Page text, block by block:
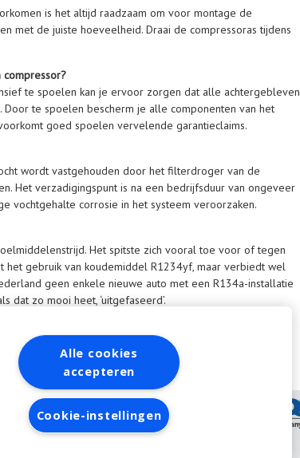
is het altijd raadzaam om voor montage de
met de juiste hoeveelheid. Draai de compressoras tijdens
te spoelen kan je ervoor zorgen dat alle achtergebleven
te spoelen bescherm je alle componenten van het
goed spoelen vervelende garantieclaims.
wordt vastgehouden door het filterdroger van de
Het verzadigingspunt is na een bedrijfsduur van ongeveer
vochtgehalte corrosie in het systeem veroorzaken.
Het spitste zich vooral toe voor of tegen
het gebruik van koudemiddel R1234yf, maar verbiedt wel
geen enkele nieuwe auto met een R134a-installatie
dat zo mooi heet, ‘uitgefaseerd’.
Alle cookies
accepteren
Cookie-instellingen